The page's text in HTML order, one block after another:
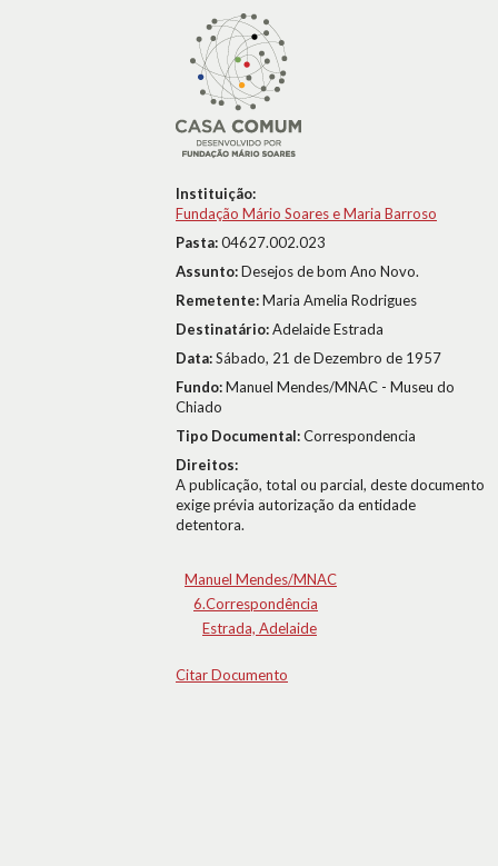
Instituição:
Fundação Mário Soares e Maria Barroso
Pasta:04627.002.023
Assunto:Desejos de bom Ano Novo.
Remetente:Maria Amelia Rodrigues
Destinatário:Adelaide Estrada
Data:Sábado, 21 de Dezembro de 1957
Fundo:Manuel Mendes/MNAC - Museu do
Chiado
Tipo Documental:Correspondencia
Direitos:
A publicação, total ou parcial, deste documento
exige prévia autorização da entidade
detentora.
Manuel Mendes/MNAC
6.Correspondência
Estrada, Adelaide
Citar Documento